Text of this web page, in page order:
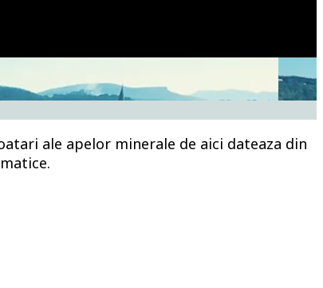
ale apelor minerale de aici dateaza din